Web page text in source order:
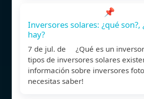
📌
Inversores solares: ¿qué son?,
hay?
7 de jul. de ¿Qué es un inversor
tipos de inversores solares
información sobre inversores
necesitas saber!